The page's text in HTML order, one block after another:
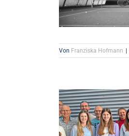
Von Franziska Hofmann